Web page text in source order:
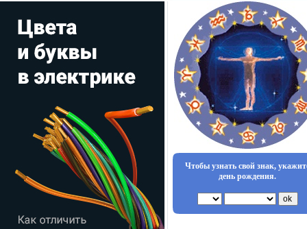
Чтобы узнать свой знак,
день рождения.